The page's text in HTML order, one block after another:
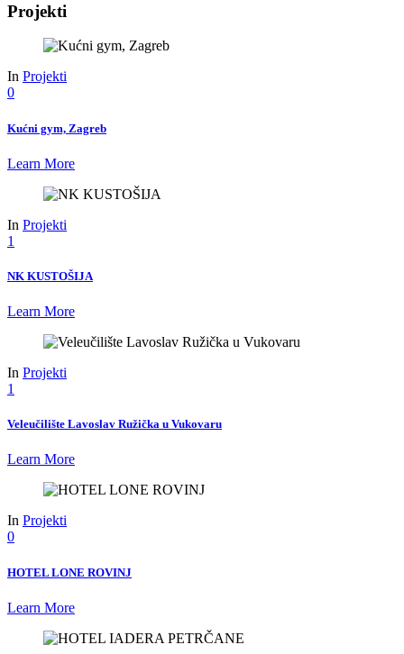
Projekti
In Projekti
0
Kućni gym, Zagreb
Learn More
In Projekti
1
NK KUSTOŠIJA
Learn More
In Projekti
1
Veleučilište Lavoslav Ružička u Vukovaru
Learn More
In Projekti
0
HOTEL LONE ROVINJ
Learn More